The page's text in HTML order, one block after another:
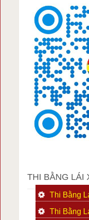
THI BẰNG LÁI
Thi Bằng
Thi Bằng